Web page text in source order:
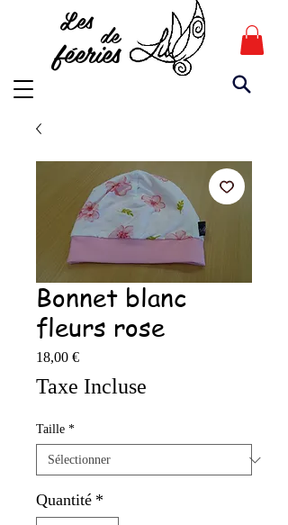
Les
féeries
de
Bonnet blanc
fleurs rose
18,00 €Prix
Taxe Incluse
Taille *
Quantité *